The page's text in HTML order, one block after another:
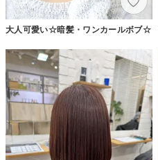
大人可愛い☆暗髪・ワンカールボブ☆